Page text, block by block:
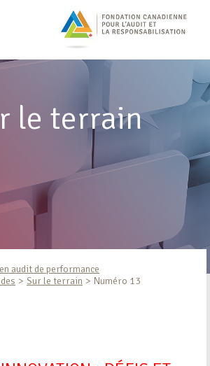
le terrain
audit de performance
Sur le terrain Numéro 13